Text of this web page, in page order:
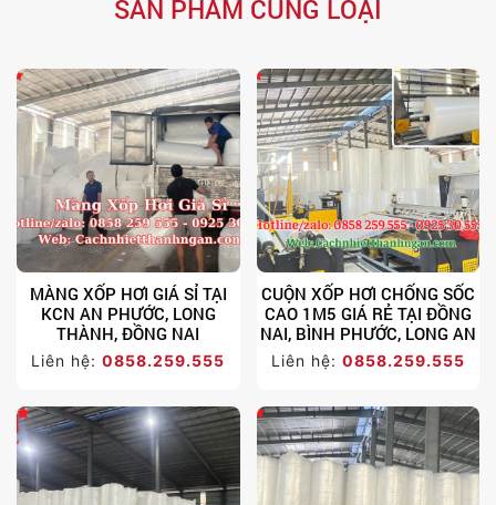
SẢN PHẨM CÙNG LOẠI
MÀNG XỐP HƠI GIÁ SỈ TẠI
KCN AN PHƯỚC, LONG
THÀNH, ĐỒNG NAI
Liên hệ:0858.259.555
CUỘN XỐP HƠI CHỐNG SỐC
CAO 1M5 GIÁ RẺ TẠI ĐỒNG
NAI, BÌNH PHƯỚC, LONG AN
Liên hệ: 0858.259.555